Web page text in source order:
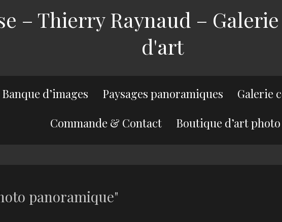
– Thierry Raynaud –
d'art
Banque d’images Paysages panoramiques Galerie
Commande & Contact
Boutique d’art photo
panoramique"